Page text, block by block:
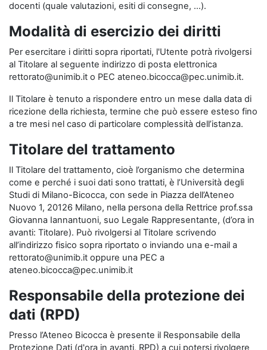
docenti (quale valutazioni, esiti di consegne, …).
Modalità di esercizio dei diritti
Per esercitare i diritti sopra riportati, l'Utente potrà rivolgersi
al Titolare al seguente indirizzo di posta elettronica
rettorato@unimib.it o PEC ateneo.bicocca@pec.unimib.it.
Il Titolare è tenuto a rispondere entro un mese dalla data di
ricezione della richiesta, termine che può essere esteso fino
a tre mesi nel caso di particolare complessità dell’istanza.
Titolare del trattamento
Il Titolare del trattamento, cioè l’organismo che determina
come e perché i suoi dati sono trattati, è l’Università degli
Studi di Milano-Bicocca, con sede in Piazza dell’Ateneo
Nuovo 1, 20126 Milano, nella persona della Rettrice prof.ssa
Giovanna Iannantuoni, suo Legale Rappresentante, (d’ora in
avanti: Titolare). Può rivolgersi al Titolare scrivendo
all’indirizzo fisico sopra riportato o inviando una e-mail a
rettorato@unimib.it oppure una PEC a
ateneo.bicocca@pec.unimib.it
Responsabile della protezione dei
dati (RPD)
Presso l’Ateneo Bicocca è presente il Responsabile della
Protezione Dati (d'ora in avanti, RPD) a cui potersi rivolgere